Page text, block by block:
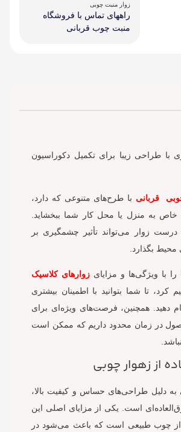
زوار منبت چوبی
راههای تماس با فروشگاه
منبت چوب قربانی
با طراحی زیبا برای تکمیل دکوراسیون
قربانی با طرح‌های متنوعی که دارد،
خاص به منزل یا محل کار شما ببخشاید.
درست زوار می‌تواند تأثیر چشمگیری بر
محیط بگذارد.
با ویژگی‌ها و مزایای زوارهای کلاسیک
کرد، تا شما بتوانید با اطمینان بیشتری
دهید. همچنین، فرصت‌های ویژه‌ای برای
در زمان محدود داریم که ممکن است
از زهوار چوبی
به دلیل طراحی‌های حساس و کیفیت بالا،
است. یکی از مزایای اصلی این
از چوب طبیعی است که باعث می‌شود در